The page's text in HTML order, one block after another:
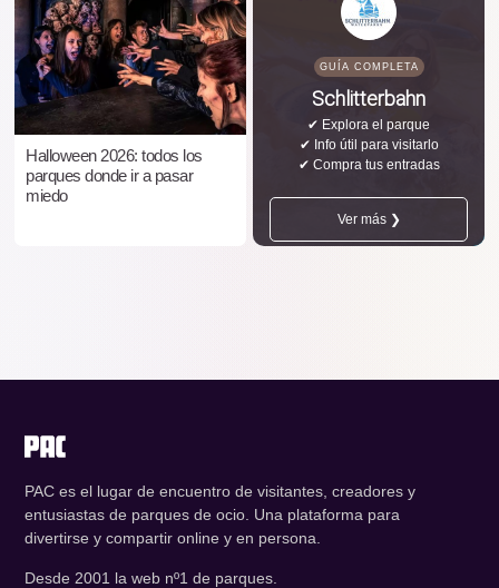
Halloween 2026: todos los
parques donde ir a pasar
miedo
GUÍA COMPLETA
Schlitterbahn
✔ Explora el parque
✔ Info útil para visitarlo
✔ Compra tus entradas
Ver más ❯
PAC es el lugar de encuentro de visitantes, creadores y
entusiastas de parques de ocio. Una plataforma para
divertirse y compartir online y en persona.
Desde 2001 la web nº1 de parques.